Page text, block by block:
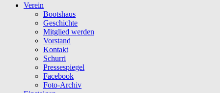
Verein
Bootshaus
Geschichte
Mitglied werden
Vorstand
Kontakt
Schurri
Pressespiegel
Facebook
Foto-Archiv